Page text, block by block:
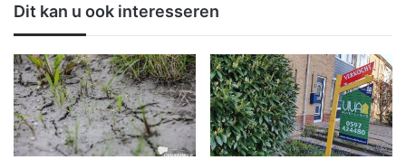
O
l
d
a
m
b
t
e
e
g
e
p
a
r
k
Dit kan u ook interesseren